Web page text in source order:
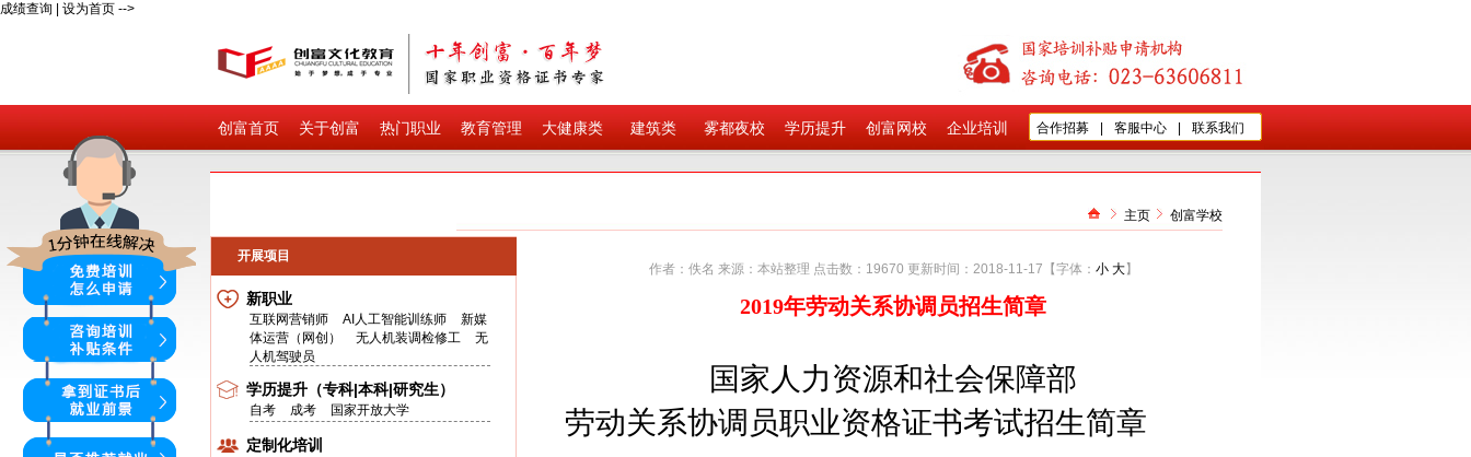
成绩查询 设为首页 -->
创富首页 关于创富 热门职业 教育管理 大健康类 建筑类 雾都夜校 学历提升 创富网校 企业培训 合作招募 客服中心 联系我们
主页 创富学校
开展项目
新职业
互联网营销师 AI人工智能训练师
新媒
体运营（网创）
无人机装调检修工
无
人机驾驶员
学历提升（专科|本科|研究生）
自考 成考 国家开放大学
定制化培训
作者：佚名 来源：本站整理 点击数： 19670 更新时间： 2018-11-17 【字体： 小 大】
2019年劳动关系协调员招生简章
国家人力资源和社会保障部
劳动关系协调员职业资格证书考试招生简章